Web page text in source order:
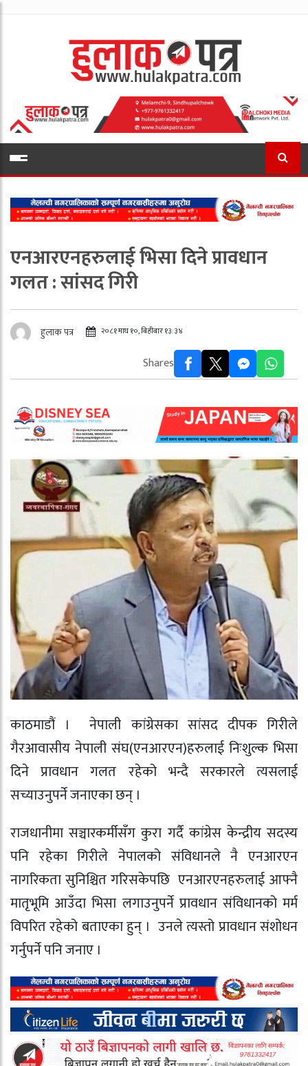
एनआरएनहरुलाई भिसा दिने प्रावधान
गलत : सांसद गिरी
हुलाक पत्र २०८१ माघ १०, बिहीबार १३:३४
Shares
काठमाडौं । नेपाली कांग्रेसका सांसद दीपक गिरीले
गैरआवासीय नेपाली संघ(एनआरएन)हरुलाई निःशुल्क भिसा
दिने प्रावधान गलत रहेको भन्दै सरकारले त्यसलाई
सच्याउनुपर्ने जनाएका छन् ।
राजधानीमा सञ्चारकर्मीसँग कुरा गर्दै कांग्रेस केन्द्रीय सदस्य
पनि रहेका गिरीले नेपालको संविधानले नै एनआरएन
नागरिकता सुनिश्चित गरिसकेपछि एनआरएनहरुलाई आफ्नै
मातृभूमि आउँदा भिसा लगाउनुपर्ने प्रावधान संविधानको मर्म
विपरित रहेको बताएका हुन् । उनले त्यस्तो प्रावधान संशोधन
गर्नुपर्ने पनि जनाए ।